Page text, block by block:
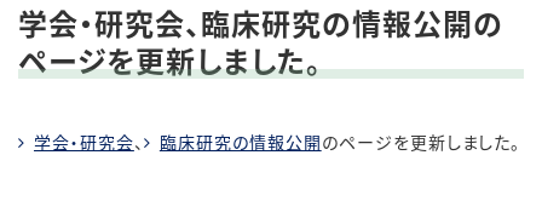
学会・研究会、臨床研究の情報公開の
ページを更新しました。
学会・研究会、 臨床研究の情報公開のページを更新しました。